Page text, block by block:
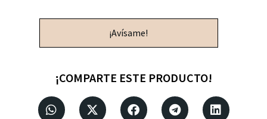
¡Avísame!
¡COMPARTE ESTE PRODUCTO!